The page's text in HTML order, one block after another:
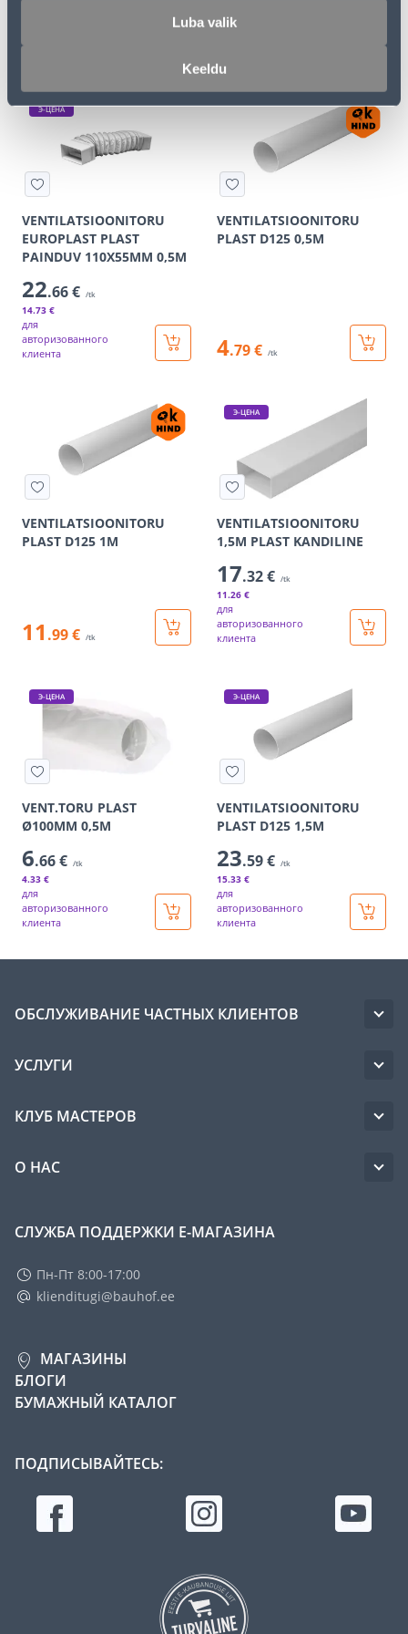
Luba valik
Keeldu
клиента
для
Э-ЦЕНА
VENTILATSIOONITORU
EUROPLAST PLAST
PAINDUV 110X55MM 0,5M
22.66 € /tk
14.73 €
для
авторизованного
клиента
VENTILATSIOONITORU
PLAST D125 0,5M
4.79 € /tk
VENTILATSIOONITORU
PLAST D125 1M
11 .99 € /tk
Э-ЦЕНА
VENTILATSIOONITORU
1,5M PLAST KANDILINE
17.32 € /tk
11.26 €
для
авторизованного
клиента
Э-ЦЕНА
VENT.TORU PLAST
Ø100MM 0,5M
6.66 € /tk
4.33 €
для
авторизованного
клиента
Э-ЦЕНА
VENTILATSIOONITORU
PLAST D125 1,5M
23.59 € /tk
15.33 €
для
авторизованного
клиента
ОБСЛУЖИВАНИЕ ЧАСТНЫХ КЛИЕНТОВ
УСЛУГИ
КЛУБ МАСТЕРОВ
О НАС
СЛУЖБА ПОДДЕРЖКИ Е-МАГАЗИНА
Пн-Пт 8:00-17:00
klienditugi@bauhof.ee
МАГАЗИНЫ
БЛОГИ
БУМАЖНЫЙ КАТАЛОГ
ПОДПИСЫВАЙТЕСЬ: